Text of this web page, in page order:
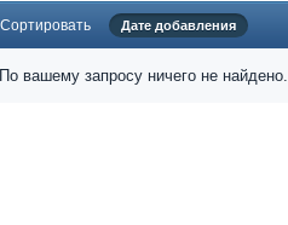
Сортировать Дате добавления
По вашему запросу ничего не найдено.